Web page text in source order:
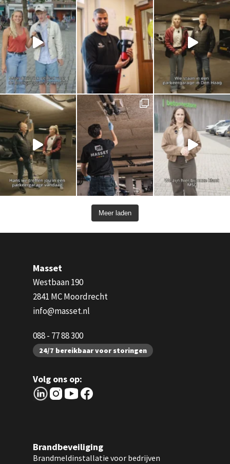
Meer laden
Masset
Westbaan 190
2841 MC Moordrecht
info@masset.nl
088 - 77 88 300
24/7 bereikbaar voor storingen
Volg ons op:
Brandbeveiliging
Brandmeldinstallatie voor bedrijven